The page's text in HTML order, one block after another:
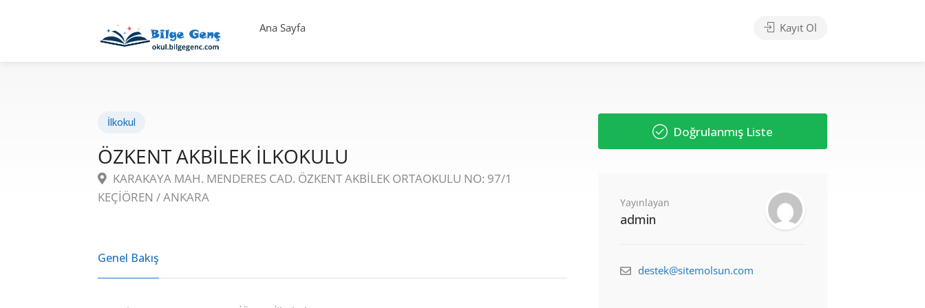
Ana Sayfa Kayıt Ol
İlkokul
ÖZKENT AKBİLEK İLKOKULU
KARAKAYA MAH. MENDERES CAD. ÖZKENT AKBİLEK ORTAOKULU NO: 97/1
KEÇİÖREN / ANKARA
Genel Bakış
Doğrulanmış Liste
Yayınlayan
admin
destek@sitemolsun.com